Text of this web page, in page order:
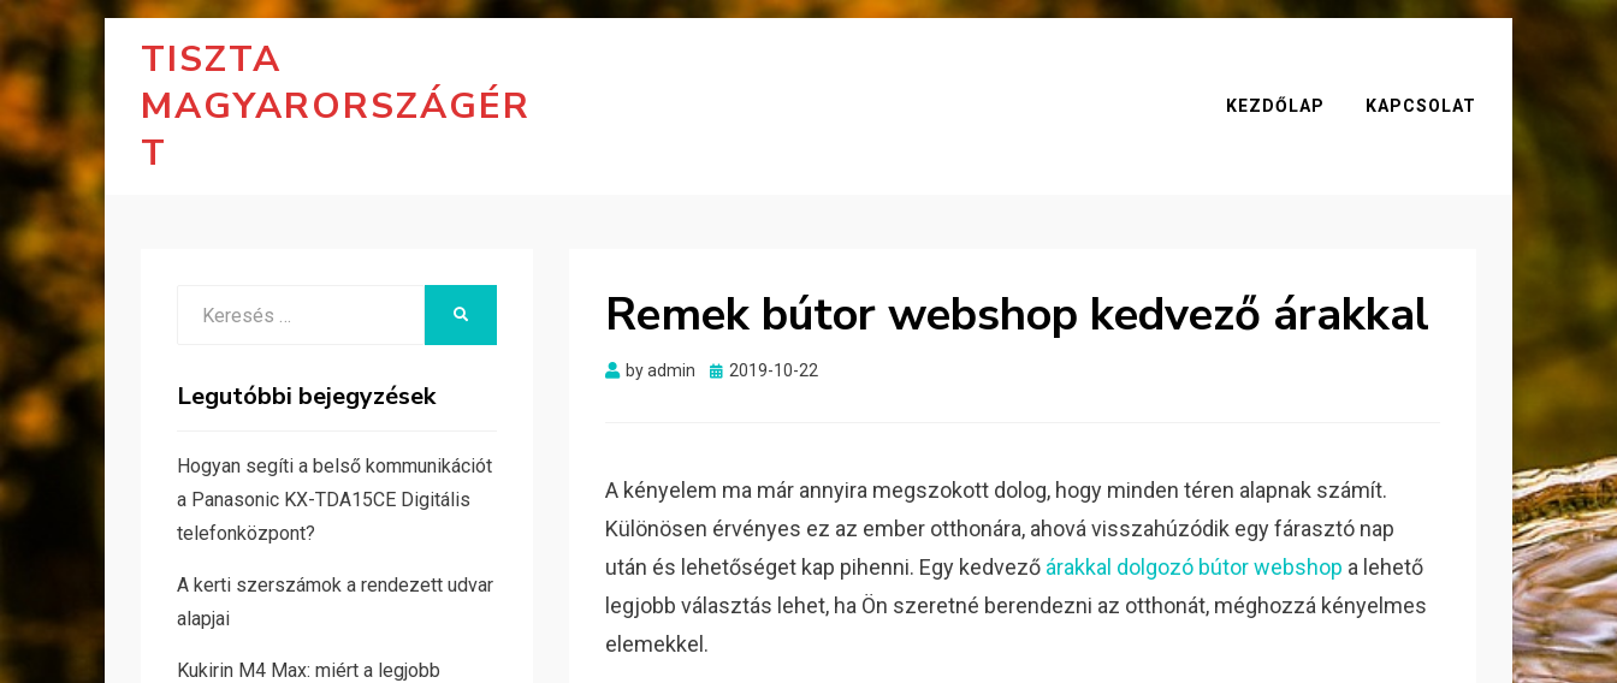
TISZTA
MAGYARORSZÁGÉR
T
KEZDŐLAP KAPCSOLAT
Remek bútor webshop kedvező árakkal
byadmin
Posted
2019-10-22
A kényelem ma már annyira megszokott dolog, hogy minden téren alapnak számít.
Különösen érvényes ez az ember otthonára, ahová visszahúzódik egy fárasztó nap
után és lehetőséget kap pihenni. Egy kedvező árakkal dolgozó bútor webshop a lehető
legjobb választás lehet, ha Ön szeretné berendezni az otthonát, méghozzá kényelmes
elemekkel.
Legutóbbi bejegyzések
Hogyan segíti a belső kommunikációt
a Panasonic KX-TDA15CE Digitális
telefonközpont?
A kerti szerszámok a rendezett udvar
alapjai
Kukirin M4 Max: miért a legjobb